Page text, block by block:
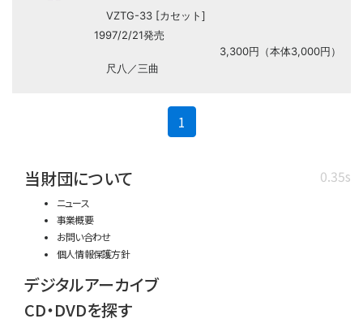
VZTG-33 [カセット]
1997/2/21発売
3,300円（本体3,000円）
尺八／三曲
1
0.35s
当財団について
ニュース
事業概要
お問い合わせ
個人情報保護方針
デジタルアーカイブ
CD・DVDを探す